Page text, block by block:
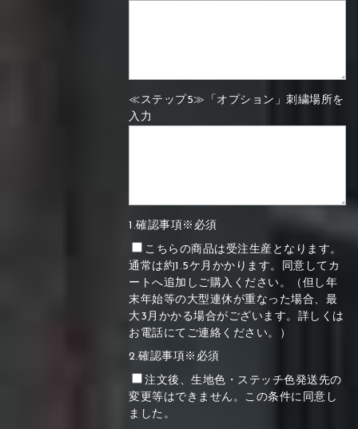
≪ステップ5≫「オプション」刺繍場所を
入力
1.確認事項※必須
こちらの商品は受注生産となります。
通常は約1.5ケ月かかります。同意してカ
ートへ追加しご購入ください。（但し年
末年始等の大型連休が重なった場合、最
大3月かかる場合がございます。詳しくは
お電話にてご連絡ください。）
2.確認事項※必須
注文後、生地色・ステッチ色発送先の
変更等はできません。この条件に同意し
ました。